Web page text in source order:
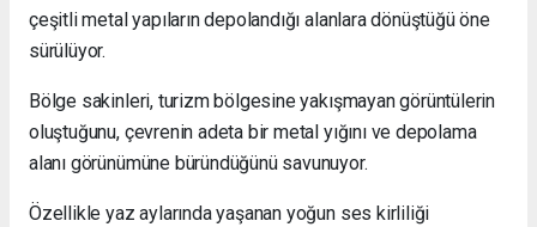
çeşitli metal yapıların depolandığı alanlara dönüştüğü öne
sürülüyor.
Bölge sakinleri, turizm bölgesine yakışmayan görüntülerin
oluştuğunu, çevrenin adeta bir metal yığını ve depolama
alanı görünümüne büründüğünü savunuyor.
Özellikle yaz aylarında yaşanan yoğun ses kirliliği